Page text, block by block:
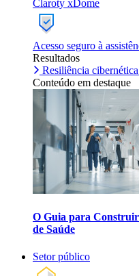
Claroty xDome
Acesso seguro à
Resultados
Resiliência cibernética
Conteúdo em destaque
O Guia para
de Saúde
Setor público